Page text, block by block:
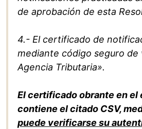
de aprobación de esta
4.- El certificado de
mediante código seguro de
Agencia Tributaria».
El certificado obrante en el
contiene el citado CSV,
puede verificarse su